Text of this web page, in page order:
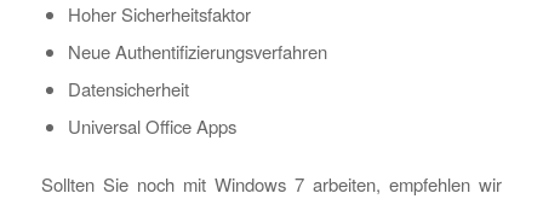
Hoher Sicherheitsfaktor
Neue Authentifizierungsverfahren
Datensicherheit
Universal Office Apps
Sollten Sie noch mit Windows 7 arbeiten, empfehlen wir